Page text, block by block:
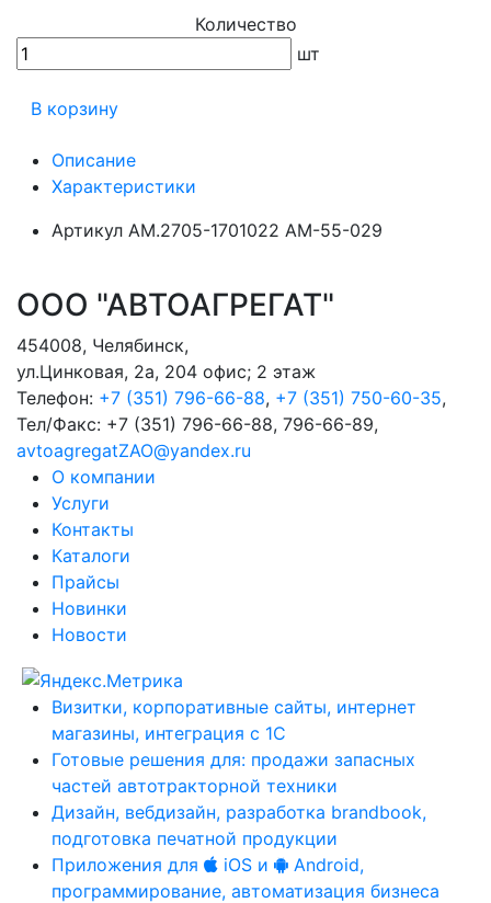
Количество
шт
В корзину
Описание
Характеристики
Артикул АМ.2705-1701022 АМ-55-029
ООО "АВТОАГРЕГАТ"
454008, Челябинск,
ул.Цинковая, 2а, 204 офис; 2 этаж
Телефон: +7 (351) 796-66-88, +7 (351) 750-60-35,
Тел/Факс: +7 (351) 796-66-88, 796-66-89,
avtoagregatZAO@yandex.ru
О компании
Услуги
Контакты
Каталоги
Прайсы
Новинки
Новости
Визитки, корпоративные сайты, интернет
магазины, интеграция с 1С
Готовые решения для: продажи запасных
частей автотракторной техники
Дизайн, вебдизайн, разработка brandbook,
подготовка печатной продукции
Приложения для
iOS и
Android,
программирование, автоматизация бизнеса